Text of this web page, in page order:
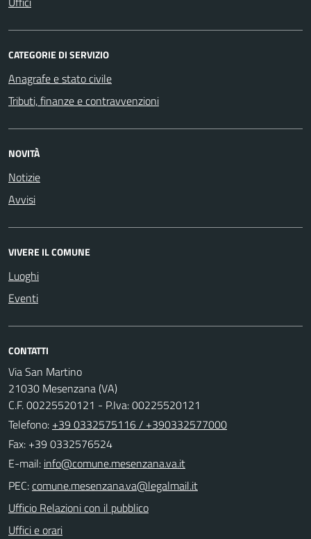
CATEGORIE DI SERVIZIO
Anagrafe e stato civile
Tributi, finanze e contravvenzioni
NOVITÀ
Notizie
Avvisi
VIVERE IL COMUNE
Luoghi
Eventi
CONTATTI
Via San Martino
21030 Mesenzana (VA)
C.F. 00225520121 - P.Iva: 00225520121
Telefono: +39 0332575116 / +390332577000
Fax: +39 0332576524
E-mail:
PEC:
Ufficio Relazioni con il pubblico
Uffici e orari